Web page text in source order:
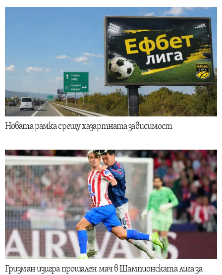
Новата рамка срещу хазартната зависимост
Гризман изигра прощален мач в Шампионската лига за